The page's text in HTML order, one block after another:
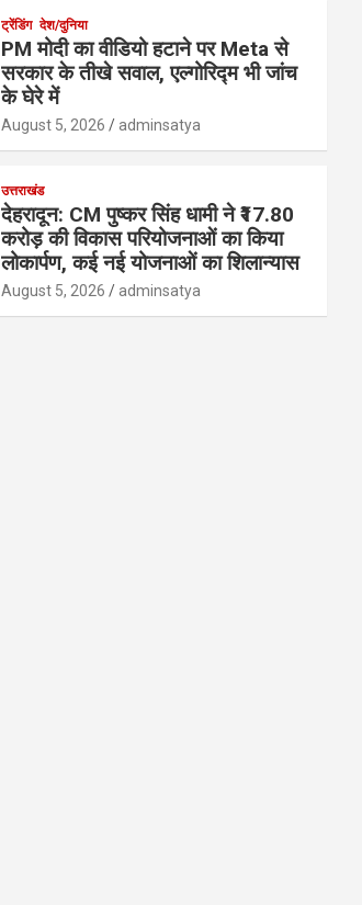
ट्रेंडिंग देश/दुनिया
PM मोदी का वीडियो हटाने पर Meta से
सरकार के तीखे सवाल, एल्गोरिद्म भी जांच
के घेरे में
August 5, 2026 adminsatya
उत्तराखंड
देहरादून: CM पुष्कर सिंह धामी ने ₹17.80
करोड़ की विकास परियोजनाओं का किया
लोकार्पण, कई नई योजनाओं का शिलान्यास
August 5, 2026 adminsatya